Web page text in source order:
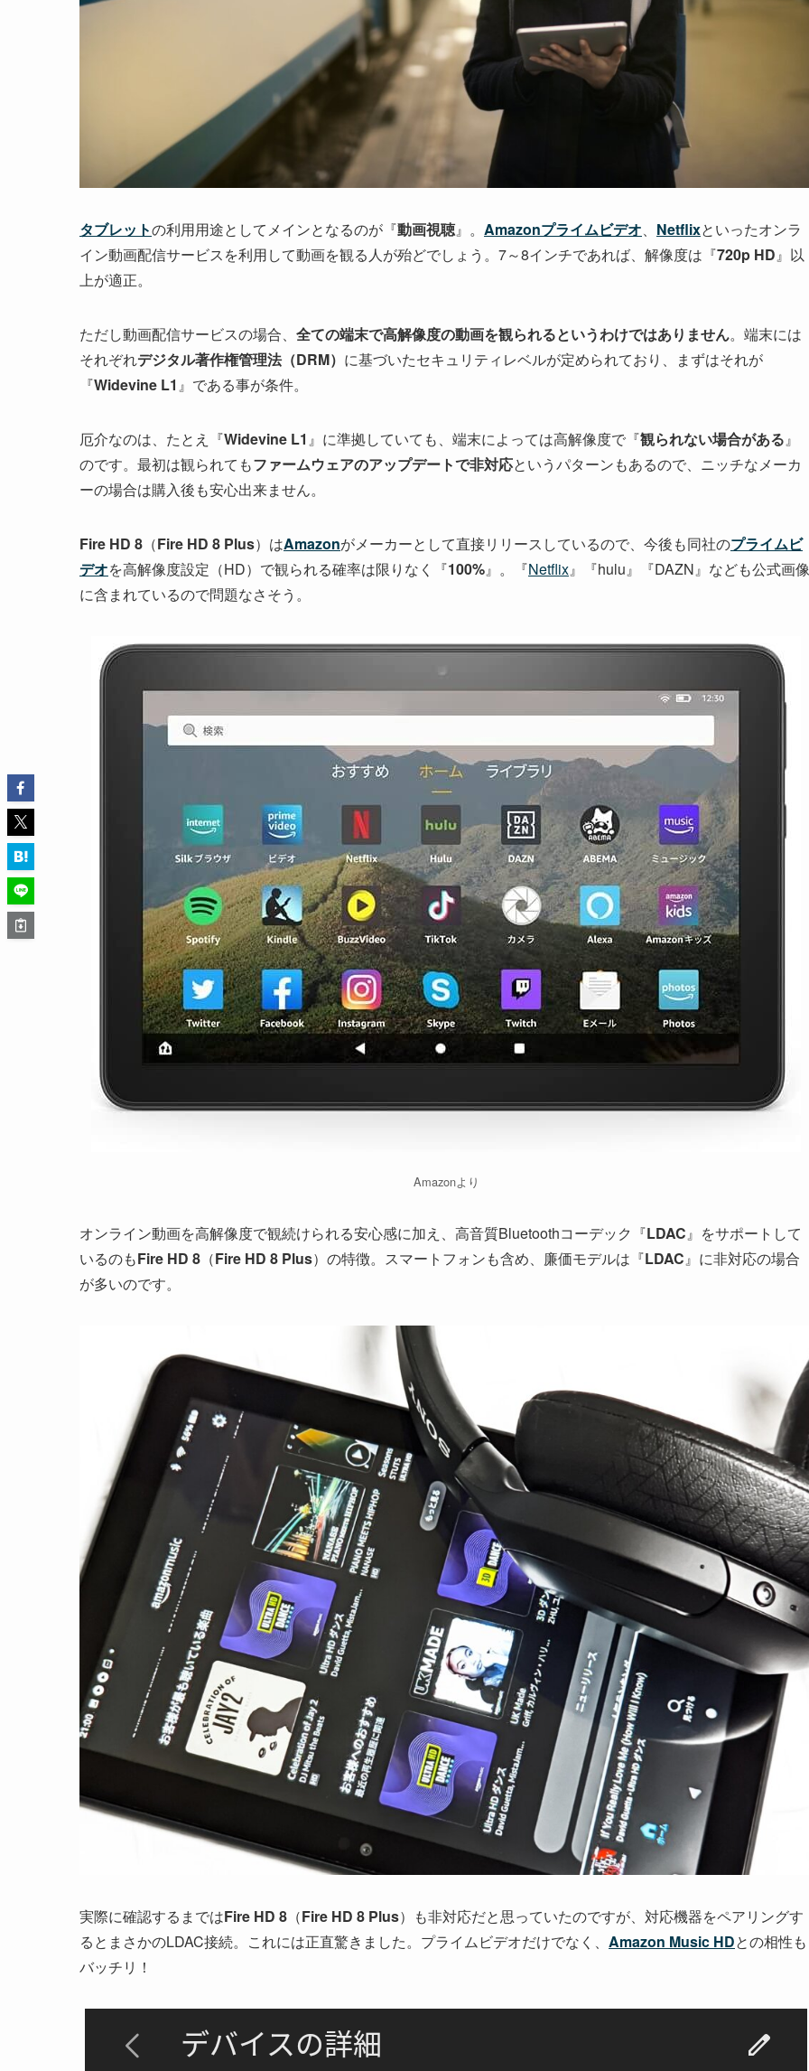
タブレットの利用用途としてメインとなるのが『動画視聴』。 Amazonプライムビデオ、 Netflixといったオンラ
イン動画配信サービスを利用して動画を観る人が殆どでしょう。7～8インチであれば、解像度は『720p HD』以
上が適正。
ただし動画配信サービスの場合、 全ての端末で高解像度の動画を観られるというわけではありません。端末には
それぞれデジタル著作権管理法（DRM） に基づいたセキュリティレベルが定められており、まずはそれが
『Widevine L1 』である事が条件。
厄介なのは、たとえ『Widevine L1 』に準拠していても、端末によっては高解像度で『観られない場合がある』
のです。最初は観られてもファームウェアのアップデートで非対応というパターンもあるので、ニッチなメーカ
ーの場合は購入後も安心出来ません。
Fire HD 8 （Fire HD 8 Plus）はAmazonがメーカーとして直接リリースしているので、今後も同社のプライムビ
デオを高解像度設定（HD）で観られる確率は限りなく『100%』。『Netflix』『hulu』『DAZN』なども公式画像
に含まれているので問題なさそう。
Amazonより
オンライン動画を高解像度で観続けられる安心感に加え、高音質Bluetoothコーデック『LDAC』をサポートして
いるのもFire HD 8 （Fire HD 8 Plus）の特徴。スマートフォンも含め、廉価モデルは『LDAC』に非対応の場合
が多いのです。
実際に確認するまではFire HD 8 （Fire HD 8 Plus）も非対応だと思っていたのですが、対応機器をペアリングす
るとまさかのLDAC接続。これには正直驚きました。プライムビデオだけでなく、 Amazon Music HDとの相性も
バッチリ！